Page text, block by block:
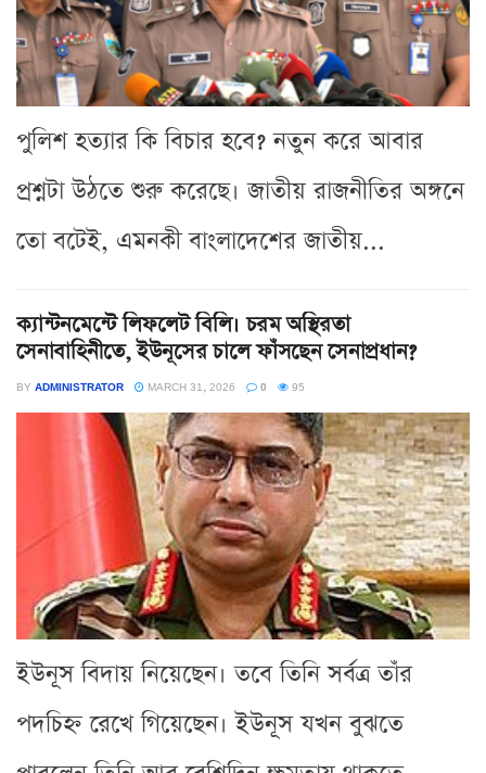
পুলিশ হত্যার কি বিচার হবে? নতুন করে আবার
প্রশ্নটা উঠতে শুরু করেছে। জাতীয় রাজনীতির অঙ্গনে
তো বটেই, এমনকী বাংলাদেশের জাতীয়...
ক্যান্টনমেন্টে লিফলেট বিলি। চরম অস্থিরতা
সেনাবাহিনীতে, ইউনূসের চালে ফাঁসছেন সেনাপ্রধান?
BY ADMINISTRATOR MARCH 31, 2026 0 95
ইউনূস বিদায় নিয়েছেন। তবে তিনি সর্বত্র তাঁর
পদচিহ্ন রেখে গিয়েছেন। ইউনূস যখন বুঝতে